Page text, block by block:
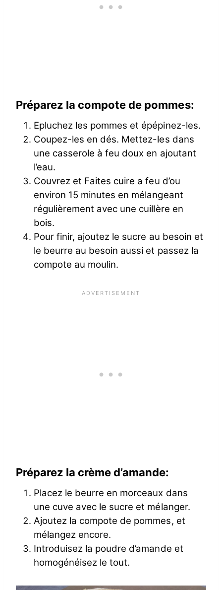
Préparez la compote de pommes:
Epluchez les pommes et épépinez-les.
Coupez-les en dés. Mettez-les dans
une casserole à feu doux en ajoutant
l’eau.
Couvrez et Faites cuire a feu d’ou
environ 15 minutes en mélangeant
régulièrement avec une cuillère en
bois.
Pour finir, ajoutez le sucre au besoin et
le beurre au besoin aussi et passez la
compote au moulin.
Préparez la crème d’amande:
Placez le beurre en morceaux dans
une cuve avec le sucre et mélanger.
Ajoutez la compote de pommes, et
mélangez encore.
Introduisez la poudre d’amande et
homogénéisez le tout.